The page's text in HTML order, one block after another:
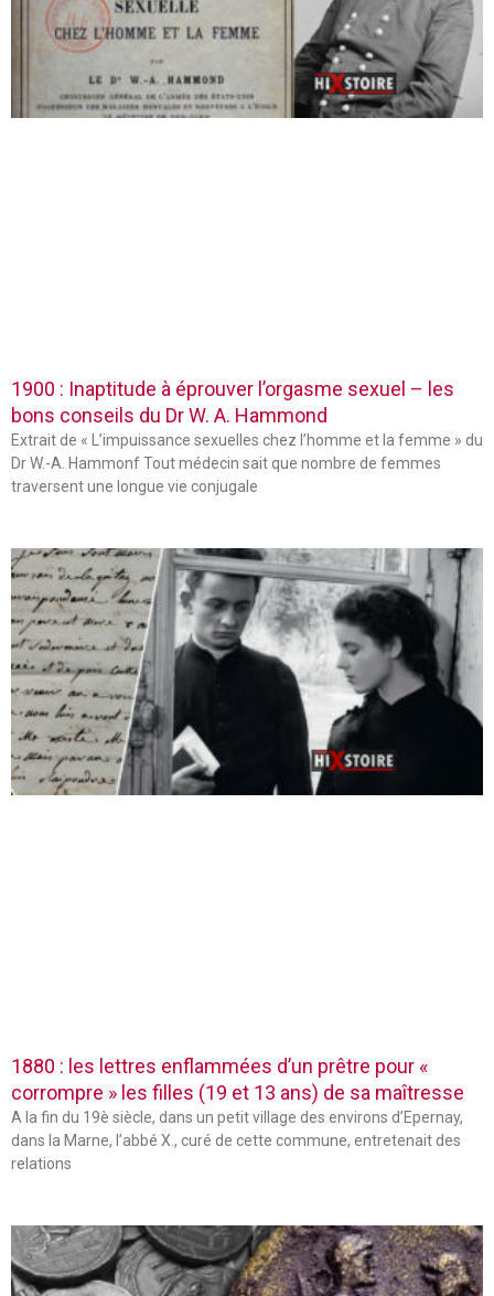
1900 : Inaptitude à éprouver l’orgasme sexuel – les
bons conseils du Dr W. A. Hammond
Extrait de « L’impuissance sexuelles chez l’homme et la femme » du
Dr W.-A. Hammonf Tout médecin sait que nombre de femmes
traversent une longue vie conjugale
1880 : les lettres enflammées d’un prêtre pour «
corrompre » les filles (19 et 13 ans) de sa maîtresse
A la fin du 19è siècle, dans un petit village des environs d’Epernay,
dans la Marne, l’abbé X., curé de cette commune, entretenait des
relations